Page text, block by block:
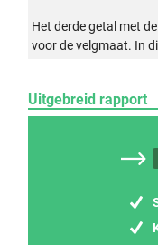
Het derde getal met
voor de velgmaat. In
Uitgebreid rapport